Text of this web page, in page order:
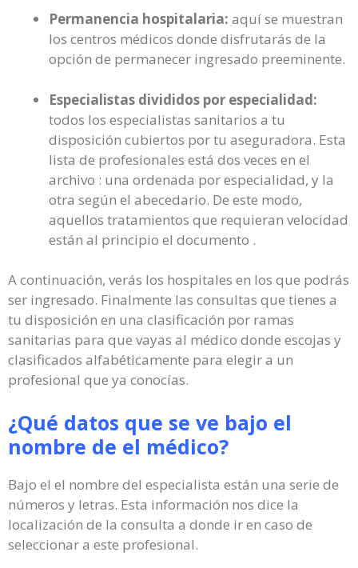
Permanencia hospitalaria: aquí se muestran
los centros médicos donde disfrutarás de la
opción de permanecer ingresado preeminente.
Especialistas divididos por especialidad:
todos los especialistas sanitarios a tu
disposición cubiertos por tu aseguradora. Esta
lista de profesionales está dos veces en el
archivo : una ordenada por especialidad, y la
otra según el abecedario. De este modo,
aquellos tratamientos que requieran velocidad
están al principio el documento .
A continuación, verás los hospitales en los que podrás
ser ingresado. Finalmente las consultas que tienes a
tu disposición en una clasificación por ramas
sanitarias para que vayas al médico donde escojas y
clasificados alfabéticamente para elegir a un
profesional que ya conocías.
¿Qué datos que se ve bajo el
nombre de el médico?
Bajo el el nombre del especialista están una serie de
números y letras. Esta información nos dice la
localización de la consulta a donde ir en caso de
seleccionar a este profesional.